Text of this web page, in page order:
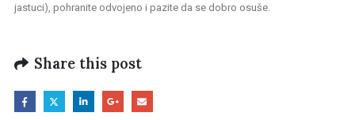
jastuci), pohranite odvojeno i pazite da se dobro osuše.
Share this post